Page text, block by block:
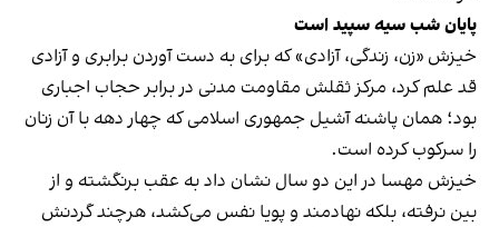
پایان شب سیه سپید است
خیزش «زن، زندگی، آزادی» که برای به دست آوردن برابری و آزادی
قد علم کرد، مرکز ثقلش مقاومت مدنی در برابر حجاب اجباری
بود؛ همان پاشنه آشیل جمهوری اسلامی که چهار دهه با آن زنان
را سرکوب کرده است.
خیزش مهسا در این دو سال نشان داد به عقب برنگشته و از
بین نرفته، بلکه نهادمند و پویا نفس می‌کشد، هرچند گردنش